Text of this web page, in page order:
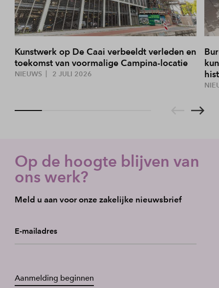
Kunstwerk op De Caai verbeeldt verleden en
toekomst van voormalige Campina-locatie
NIEUWS 2 JULI 2026
Op de hoogte blijven van
ons werk?
Meld u aan voor onze zakelijke nieuwsbrief
E-mailadres
Aanmelding beginnen